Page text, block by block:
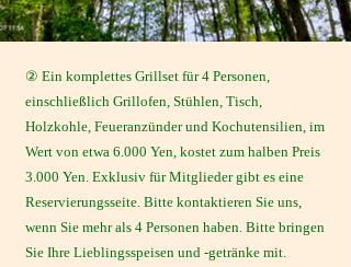
② Ein komplettes Grillset für 4 Personen,
einschließlich Grillofen, Stühlen, Tisch,
Holzkohle, Feueranzünder und Kochutensilien, im
Wert von etwa 6.000 Yen, kostet zum halben Preis
3.000 Yen. Exklusiv für Mitglieder gibt es eine
Reservierungsseite. Bitte kontaktieren Sie uns,
wenn Sie mehr als 4 Personen haben. Bitte bringen
Sie Ihre Lieblingsspeisen und -getränke mit.